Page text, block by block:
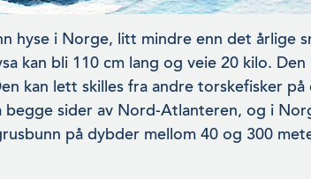
hyse i Norge, litt mindre enn det årlige
kan bli 110 cm lang og veie 20 kilo.
kan lett skilles fra andre torskefisker
sider av Nord-Atlanteren, og i
på dybder mellom 40 og 300